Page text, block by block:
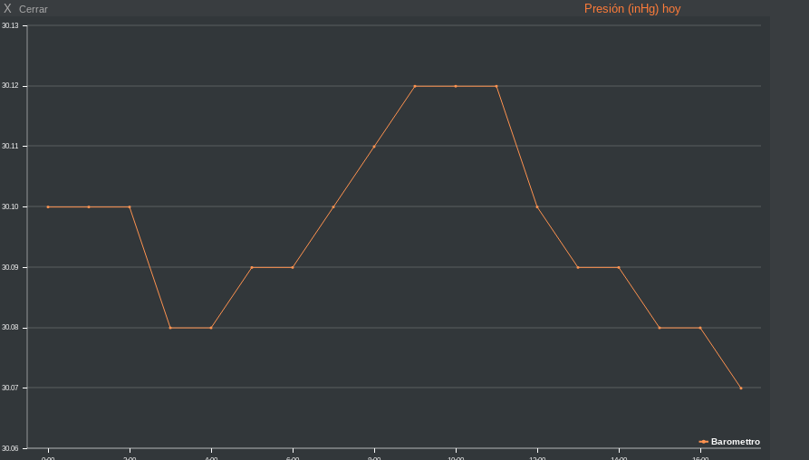
X Cerrar Presión (inHg) hoy